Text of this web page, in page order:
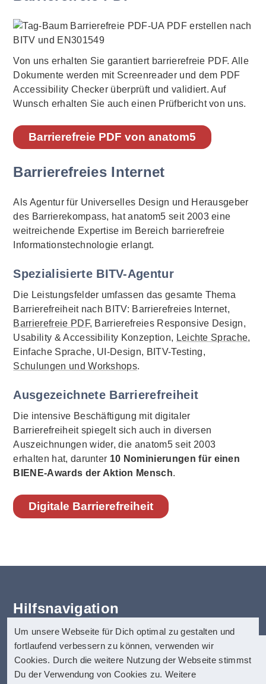
Von uns erhalten Sie garantiert barrierefreie PDF. Alle
Dokumente werden mit Screenreader und dem PDF
Accessibility Checker überprüft und validiert. Auf
Wunsch erhalten Sie auch einen Prüfbericht von uns.
Barrierefreie PDF von anatom5
Barrierefreies Internet
Als Agentur für Universelles Design und Herausgeber
des Barrierekompass, hat anatom5 seit 2003 eine
weitreichende Expertise im Bereich barrierefreie
Informationstechnologie erlangt.
Spezialisierte BITV-Agentur
Die Leistungsfelder umfassen das gesamte Thema
Barrierefreiheit nach BITV: Barrierefreies Internet,
Barrierefreie PDF, Barrierefreies Responsive Design,
Usability & Accessibility Konzeption, Leichte Sprache,
Einfache Sprache, UI-Design, BITV-Testing,
Schulungen und Workshops.
Ausgezeichnete Barrierefreiheit
Die intensive Beschäftigung mit digitaler
Barrierefreiheit spiegelt sich auch in diversen
Auszeichnungen wider, die anatom5 seit 2003
erhalten hat, darunter 10 Nominierungen für einen
BIENE-Awards der Aktion Mensch.
Digitale Barrierefreiheit
Hilfsnavigation
Erklärung zur Barrierefreiheit
Startseite
Kontakt
Impressum
anatom5 perception marketing
GmbH
Um unsere Webseite für Dich optimal zu gestalten und
fortlaufend verbessern zu können, verwenden wir
Cookies. Durch die weitere Nutzung der Webseite stimmst
Du der Verwendung von Cookies zu. Weitere